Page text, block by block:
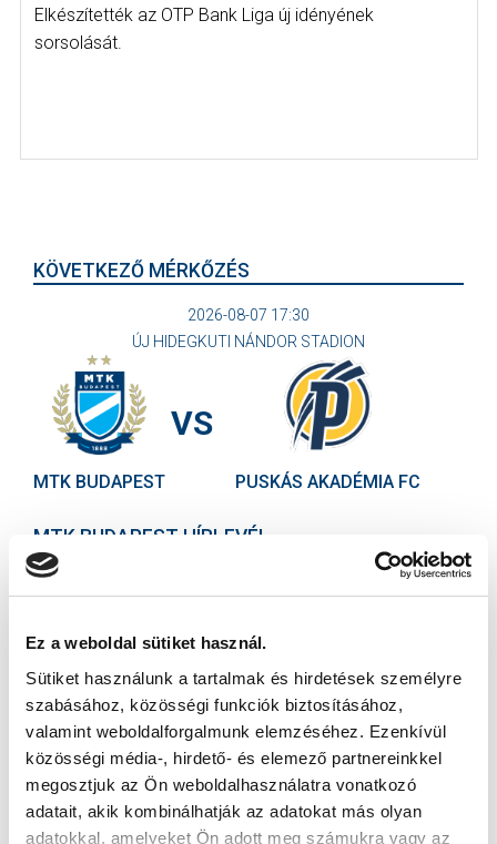
Ez a weboldal sütiket használ.
Sütiket használunk a tartalmak és hirdetések személyre
szabásához, közösségi funkciók biztosításához,
valamint weboldalforgalmunk elemzéséhez. Ezenkívül
közösségi média-, hirdető- és elemező partnereinkkel
megosztjuk az Ön weboldalhasználatra vonatkozó
adatait, akik kombinálhatják az adatokat más olyan
adatokkal, amelyeket Ön adott meg számukra vagy az
Elkészítették az OTP Bank Liga új idényének
sorsolását.
KÖVETKEZŐ MÉRKŐZÉS
2026-08-07 17:30
ÚJ HIDEGKUTI NÁNDOR STADION
MTK BUDAPEST
VS
PUSKÁS AKADÉMIA FC
MTK BUDAPEST HÍRLEVÉL
Ne maradjon le egy eseményről sem! Iratkozzon fel ingyenes
hírlevelünkre:
Elfogadom azAdatvédelmi tájékoztatót!
FELIRATKOZOM